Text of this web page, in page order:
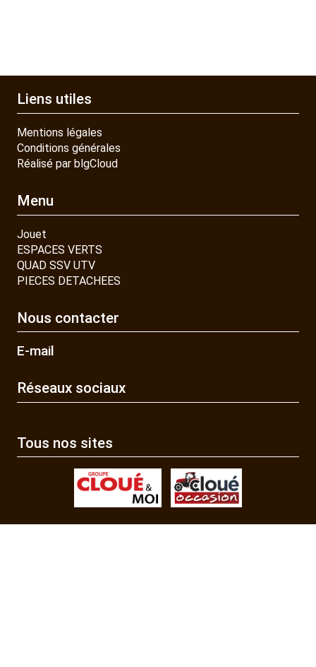
Liens utiles
Mentions légales
Conditions générales
Réalisé par blgCloud
Menu
Jouet
ESPACES VERTS
QUAD SSV UTV
PIECES DETACHEES
Nous contacter
E-mail
Réseaux sociaux
Tous nos sites